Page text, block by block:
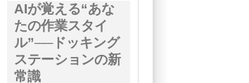
AIが覚える“あな
たの作業スタイ
ル”──ドッキング
ステーションの新
常識